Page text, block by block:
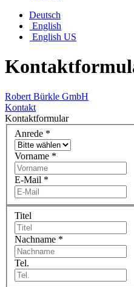
Deutsch
English
English US
Robert Bürkle GmbH
Kontakt
Kontaktformular
Anrede *
Vorname *
E-Mail *
Titel
Nachname *
Tel.